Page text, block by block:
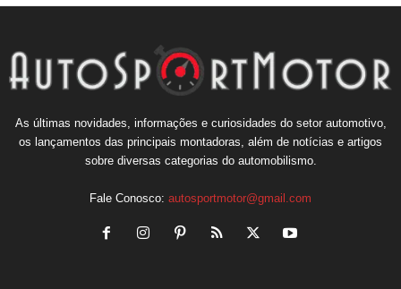
As últimas novidades, informações e curiosidades do setor automotivo,
os lançamentos das principais montadoras, além de notícias e artigos
sobre diversas categorias do automobilismo.
Fale Conosco: autosportmotor@gmail.com